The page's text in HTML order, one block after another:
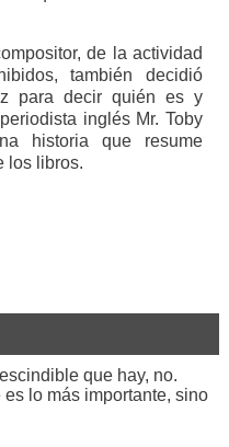
de la actividad
también decidió
para decir quién es y
inglés Mr. Toby
historia que resume
los libros.
que hay, no.
lo más importante, sino